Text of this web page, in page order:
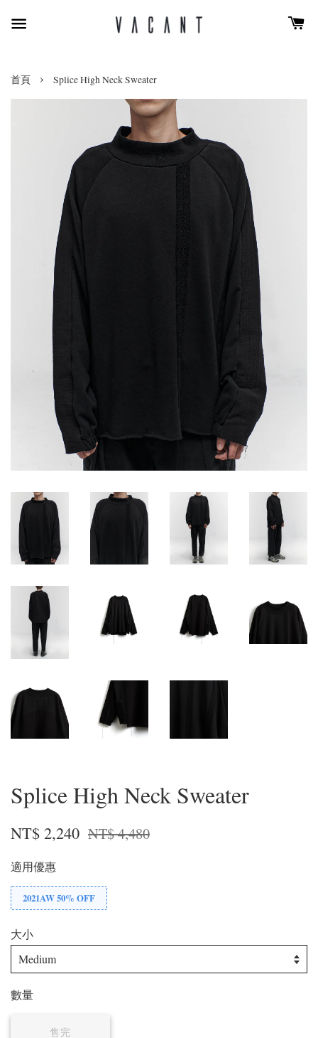
首頁 › Splice High Neck Sweater
Splice High Neck Sweater
NT$ 2,240 NT$ 4,480
適用優惠
2021AW 50% OFF
大小
數量
售完